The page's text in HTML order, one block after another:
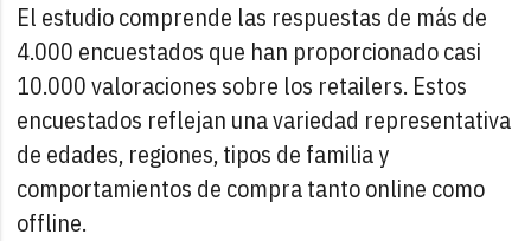
El estudio comprende las respuestas de más de
4.000 encuestados que han proporcionado casi
10.000 valoraciones sobre los retailers. Estos
encuestados reflejan una variedad representativa
de edades, regiones, tipos de familia y
comportamientos de compra tanto online como
offline.